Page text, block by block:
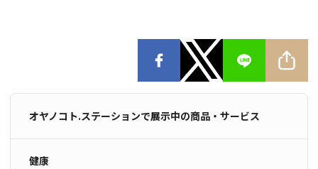
オヤノコト.ステーションで展示中の商品・サービス
健康